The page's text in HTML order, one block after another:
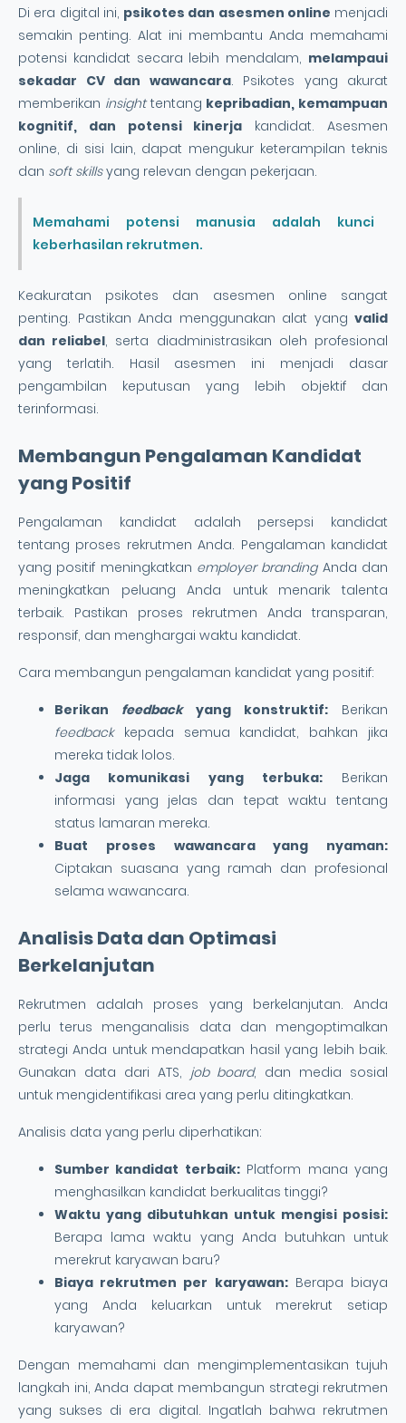
Di era digital ini, psikotes dan asesmen online menjadi
semakin penting. Alat ini membantu Anda memahami
potensi kandidat secara lebih mendalam, melampaui
sekadar CV dan wawancara. Psikotes yang akurat
memberikan insighttentang kepribadian, kemampuan
kognitif, dan potensi kinerja kandidat. Asesmen
online, di sisi lain, dapat mengukur keterampilan teknis
dan soft skillsyang relevan dengan pekerjaan.
Memahami potensi manusia adalah kunci
keberhasilan rekrutmen.
Keakuratan psikotes dan asesmen online sangat
penting. Pastikan Anda menggunakan alat yang valid
dan reliabel, serta diadministrasikan oleh profesional
yang terlatih. Hasil asesmen ini menjadi dasar
pengambilan keputusan yang lebih objektif dan
terinformasi.
Membangun Pengalaman Kandidat
yang Positif
Pengalaman kandidat adalah persepsi kandidat
tentang proses rekrutmen Anda. Pengalaman kandidat
yang positif meningkatkan employer brandingAnda dan
meningkatkan peluang Anda untuk menarik talenta
terbaik. Pastikan proses rekrutmen Anda transparan,
responsif, dan menghargai waktu kandidat.
Cara membangun pengalaman kandidat yang positif:
Berikan feedbackyang konstruktif:Berikan
feedbackkepada semua kandidat, bahkan jika
mereka tidak lolos.
Jaga komunikasi yang terbuka:Berikan
informasi yang jelas dan tepat waktu tentang
status lamaran mereka.
Buat proses wawancara yang nyaman:
Ciptakan suasana yang ramah dan profesional
selama wawancara.
Analisis Data dan Optimasi
Berkelanjutan
Rekrutmen adalah proses yang berkelanjutan. Anda
perlu terus menganalisis data dan mengoptimalkan
strategi Anda untuk mendapatkan hasil yang lebih baik.
Gunakan data dari ATS, job board, dan media sosial
untuk mengidentifikasi area yang perlu ditingkatkan.
Analisis data yang perlu diperhatikan:
Sumber kandidat terbaik:Platform mana yang
menghasilkan kandidat berkualitas tinggi?
Waktu yang dibutuhkan untuk mengisi posisi:
Berapa lama waktu yang Anda butuhkan untuk
merekrut karyawan baru?
Biaya rekrutmen per karyawan:Berapa biaya
yang Anda keluarkan untuk merekrut setiap
karyawan?
Dengan memahami dan mengimplementasikan tujuh
langkah ini, Anda dapat membangun strategi rekrutmen
yang sukses di era digital. Ingatlah bahwa rekrutmen